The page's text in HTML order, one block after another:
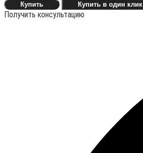
Купить
Купить в один клик
Получить консультацию